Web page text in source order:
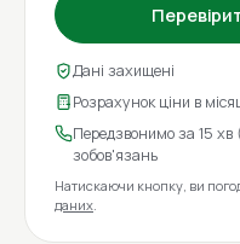
Дані захищені
Розрахунок ціни в
Передзвонимо за 15
зобов'язань
Натискаючи кнопку, ви
даних.